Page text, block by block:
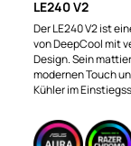
LE240 V2
Der LE240 V2 ist
von DeepCool mit
Design. Sein
modernen Touch
Kühler im